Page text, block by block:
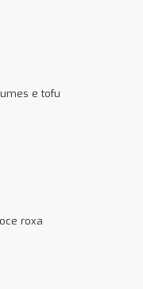
e tofu
roxa